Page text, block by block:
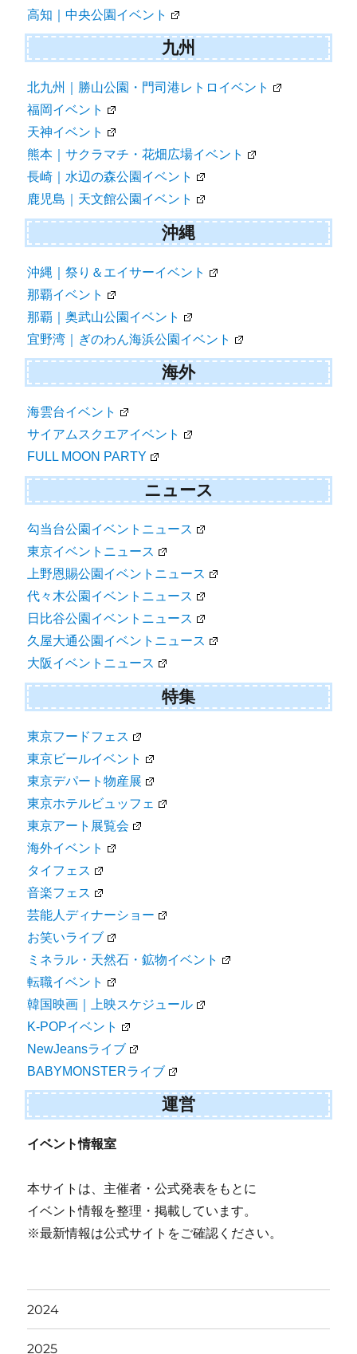
高知｜中央公園イベント
九州
北九州｜勝山公園・門司港レトロイベント
福岡イベント
天神イベント
熊本｜サクラマチ・花畑広場イベント
長崎｜水辺の森公園イベント
鹿児島｜天文館公園イベント
沖縄
沖縄｜祭り＆エイサーイベント
那覇イベント
那覇｜奥武山公園イベント
宜野湾｜ぎのわん海浜公園イベント
海外
海雲台イベント
サイアムスクエアイベント
FULL MOON PARTY
ニュース
勾当台公園イベントニュース
東京イベントニュース
上野恩賜公園イベントニュース
代々木公園イベントニュース
日比谷公園イベントニュース
久屋大通公園イベントニュース
大阪イベントニュース
特集
東京フードフェス
東京ビールイベント
東京デパート物産展
東京ホテルビュッフェ
東京アート展覧会
海外イベント
タイフェス
音楽フェス
芸能人ディナーショー
お笑いライブ
ミネラル・天然石・鉱物イベント
転職イベント
韓国映画｜上映スケジュール
K-POPイベント
NewJeansライブ
BABYMONSTERライブ
運営
イベント情報室
本サイトは、主催者・公式発表をもとに
イベント情報を整理・掲載しています。
※最新情報は公式サイトをご確認ください。
2024
2025